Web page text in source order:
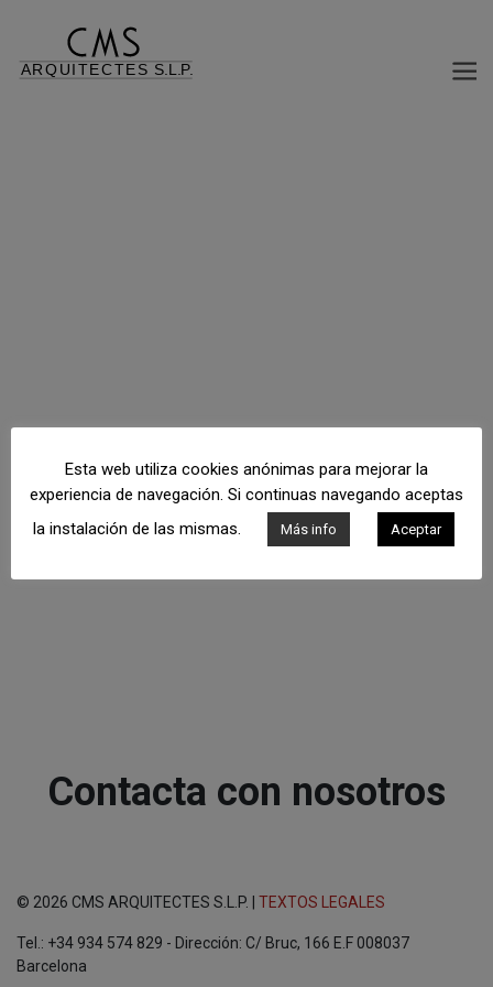
Contacta con nosotros
© 2026 CMS ARQUITECTES S.L.P. | TEXTOS LEGALES
Tel.: +34 934 574 829 - Dirección: C/ Bruc, 166 E.F 008037
Barcelona
Esta web utiliza cookies anónimas para mejorar la
experiencia de navegación. Si continuas navegando aceptas
la instalación de las mismas.
Más info Aceptar